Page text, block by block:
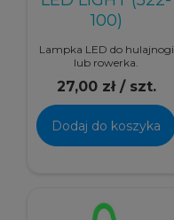
100)
Lampka LED do hulajnogi
lub rowerka.
27,00 zł / szt.
Dodaj do koszyka